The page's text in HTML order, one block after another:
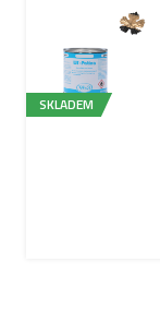
SKLADEM